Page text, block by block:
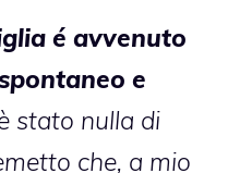
é avvenuto
e
stato nulla di
che, a mio